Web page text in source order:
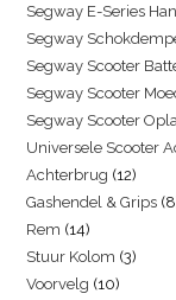
Segway E-Series
Segway
Segway Scooter
Segway Scooter
Segway Scooter
Universele Scooter
Achterbrug 12
Gashendel & Grips 8
Rem 14
Stuur Kolom 3
Voorvelg 10